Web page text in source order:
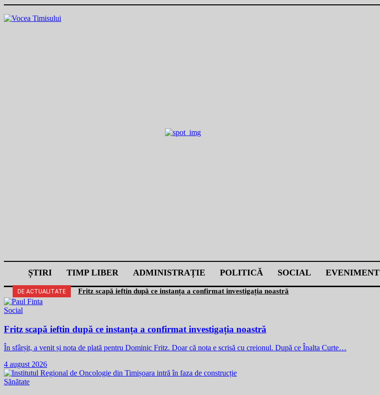
ȘTIRI TIMP LIBER ADMINISTRAȚIE POLITICĂ SOCIAL EVENIMENT
DE ACTUALITATE Fritz scapă ieftin după ce instanța a confirmat investigația noastră
Social
Fritz scapă ieftin după ce instanța a confirmat investigația noastră
În sfârșit, a venit și nota de plată pentru Dominic Fritz. Doar că nota e scrisă cu creionul. După ce Înalta Curte…
4 august 2026
Sănătate